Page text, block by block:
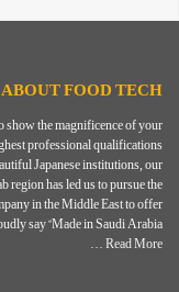
ABOUT FOOD TECH
show the magnificence of your
professional qualifications
Japanese institutions, our
region has led us to pursue the
in the Middle East to offer
say “Made in Saudi Arabia”.
Read More …